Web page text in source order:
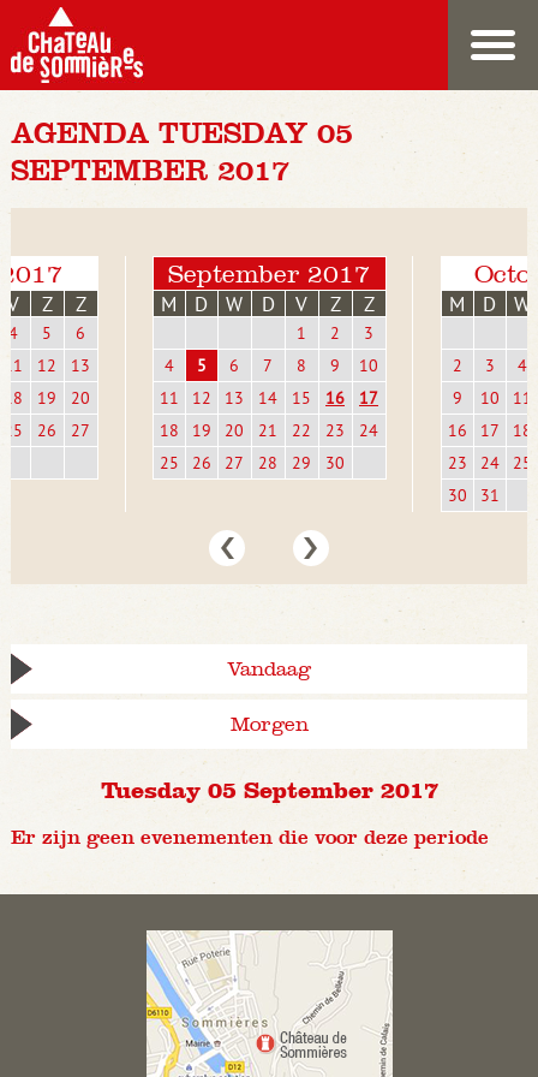
AGENDA TUESDAY 05
SEPTEMBER 2017
V Z Z
4 5
6
11
12
13
18
19
20
25
26 27
September 2017
M D W D V Z Z
1 2
3
4
5 6 7 8 9
10
11
12 13 14 15 16
17
18
19 20 21 22 23
24
25
26 27 28 29 30
M D W
2 3
4
9
10
11
16
17
18
23
24
25
30
31
Vandaag
Morgen
Tuesday 05 September 2017
Er zijn geen evenementen die voor deze periode